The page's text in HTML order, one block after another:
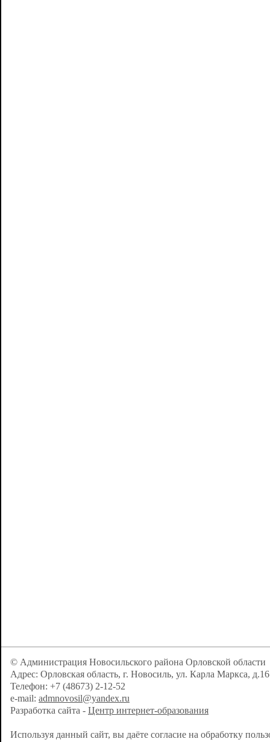
© Администрация Новосильского района Орловской области
Адрес: Орловская область, г. Новосиль, ул. Карла Маркса, д.16
Телефон: +7 (48673) 2-12-52
e-mail: admnovosil@yandex.ru
Разработка сайта - Центр интернет-образования
Используя данный сайт, вы даёте согласие на обработку